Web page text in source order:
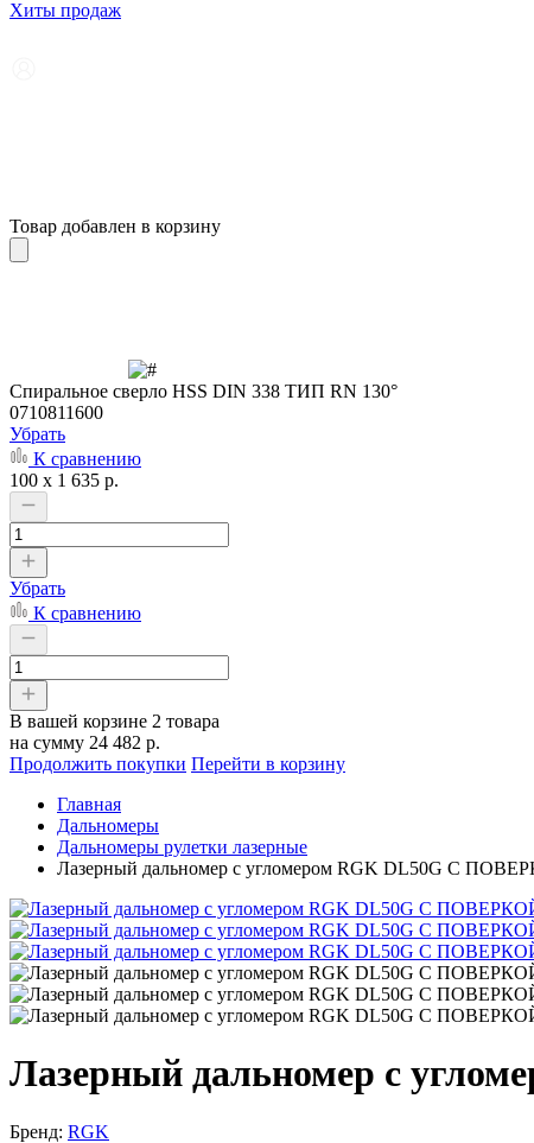
Хиты продаж
Товар добавлен в корзину
Cпиральное сверло HSS DIN 338 ТИП RN 130°
0710811600
Убрать
К сравнению
100 x 1 635 р.
Убрать
К сравнению
В вашей корзине 2 товара
на сумму 24 482 р.
Продолжить покупки Перейти в корзину
Главная
Дальномеры
Дальномеры рулетки лазерные
Лазерный дальномер с угломером RGK DL50G С
Лазерный дальномер с
Бренд: RGK